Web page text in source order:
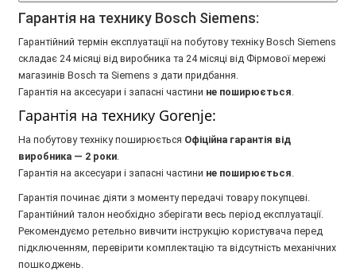
Гарантія на технику Bosch Siemens:
Гарантійний термін експлуатації на побутову техніку Bosch Siemens
складає 24 місяці від виробника та 24 місяці від Фірмової мережі
магазинів Bosch та Siemens з дати придбання.
Гарантія на аксесуари і запасні частини не поширюється.
Гарантія на технику Gorenje:
На побутову техніку поширюється Oфіційна гарантія від
виробника — 2 роки.
Гарантія на аксесуари і запасні частини не поширюється.
Гарантія починає діяти з моменту передачі товару покупцеві.
Гарантійний талон необхідно зберігати весь період експлуатації.
Рекомендуємо ретельно вивчити інструкцію користувача перед
підключенням, перевірити комплектацію та відсутність механічних
пошкоджень.